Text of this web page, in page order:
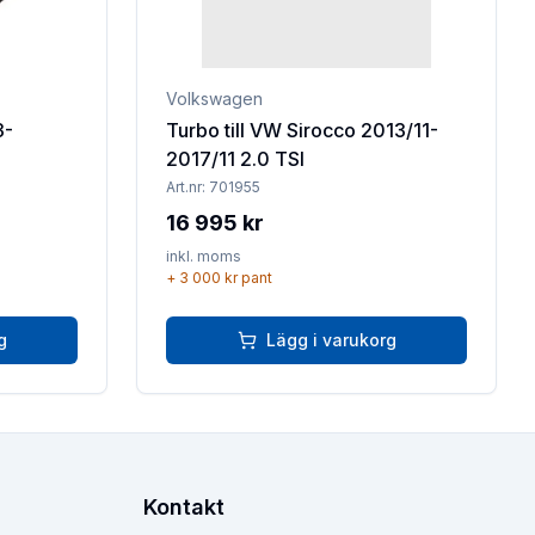
Volkswagen
Turbo till VW Sirocco 2013/11-
2017/11 2.0 TSI
Art.nr: 701955
16 995 kr
inkl. moms
+ 3 000 krpant
Lägg i varukorg
Kontakt